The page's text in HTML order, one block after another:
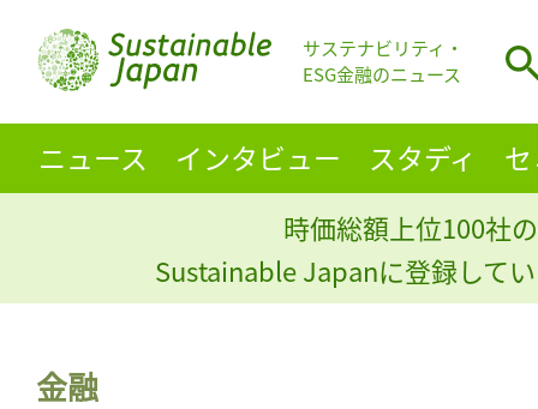
サステナビリティ・
ESG金融のニュース
ニュース インタビュー スタディ
時価総額上位100社
Sustainable Japanに登録して
金融